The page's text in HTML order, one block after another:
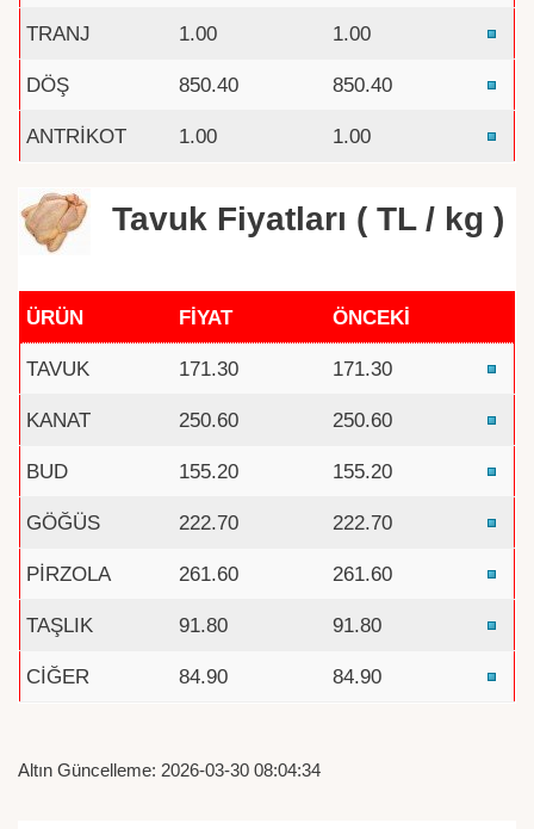
TRANJ 1.00 1.00
DÖŞ 850.40 850.40
ANTRİKOT 1.00 1.00
Tavuk Fiyatları ( TL / kg )
ÜRÜN FİYAT ÖNCEKİ
TAVUK 171.30 171.30
KANAT 250.60 250.60
BUD 155.20 155.20
GÖĞÜS 222.70 222.70
PİRZOLA 261.60 261.60
TAŞLIK 91.80 91.80
CİĞER 84.90 84.90
Altın Güncelleme: 2026-03-30 08:04:34